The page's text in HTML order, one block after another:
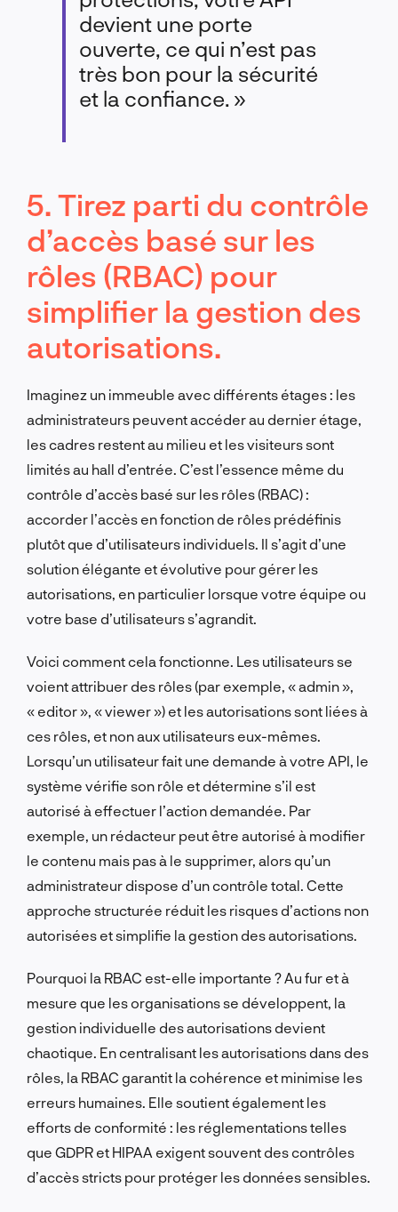
devient une porte
ouverte, ce qui n’est pas
très bon pour la sécurité
et la confiance. »
5. Tirez parti du contrôle
d’accès basé sur les
rôles (RBAC) pour
simplifier la gestion des
autorisations.
Imaginez un immeuble avec différents étages : les
administrateurs peuvent accéder au dernier étage,
les cadres restent au milieu et les visiteurs sont
limités au hall d’entrée. C’est l’essence même du
contrôle d’accès basé sur les rôles (RBAC) :
accorder l’accès en fonction de rôles prédéfinis
plutôt que d’utilisateurs individuels. Il s’agit d’une
solution élégante et évolutive pour gérer les
autorisations, en particulier lorsque votre équipe ou
votre base d’utilisateurs s’agrandit.
Voici comment cela fonctionne. Les utilisateurs se
voient attribuer des rôles (par exemple, « admin »,
« editor », « viewer ») et les autorisations sont liées à
ces rôles, et non aux utilisateurs eux-mêmes.
Lorsqu’un utilisateur fait une demande à votre API, le
système vérifie son rôle et détermine s’il est
autorisé à effectuer l’action demandée. Par
exemple, un rédacteur peut être autorisé à modifier
le contenu mais pas à le supprimer, alors qu’un
administrateur dispose d’un contrôle total. Cette
approche structurée réduit les risques d’actions non
autorisées et simplifie la gestion des autorisations.
Pourquoi la RBAC est-elle importante ? Au fur et à
mesure que les organisations se développent, la
gestion individuelle des autorisations devient
chaotique. En centralisant les autorisations dans des
rôles, la RBAC garantit la cohérence et minimise les
erreurs humaines. Elle soutient également les
efforts de conformité : les réglementations telles
que GDPR et HIPAA exigent souvent des contrôles
d’accès stricts pour protéger les données sensibles.